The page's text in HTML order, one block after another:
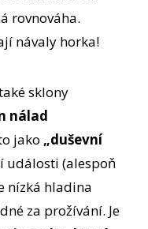
rovnováha.
návaly horka!
sklony
nálad
jako „duševní
události (alespoň
nízká hladina
za prožívání. Je